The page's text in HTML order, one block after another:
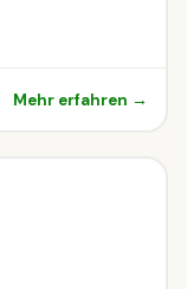
Mehr erfahren →